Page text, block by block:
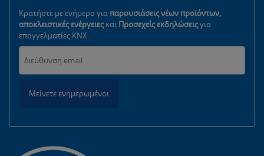
Κρατήστε με ενήμερο γιαπαρουσιάσεις νέων προϊόντων,
αποκλειστικές ενέργειεςκαι Προσεχείς εκδηλώσειςγια
επαγγελματίες KNX.
Μείνετε ενημερωμένοι